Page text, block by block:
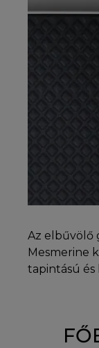
Az elbűvölő
Mesmerine
tapintású